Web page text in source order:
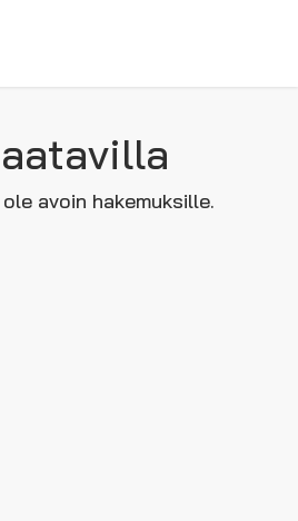
avoin hakemuksille.